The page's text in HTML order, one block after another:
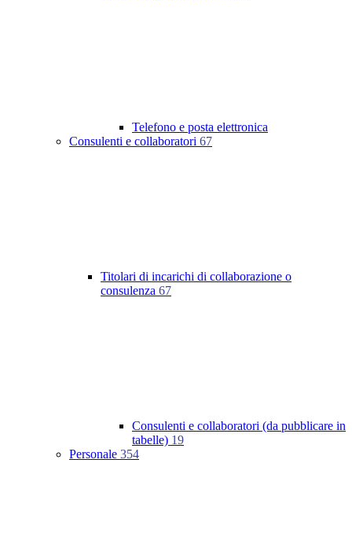
Telefono e posta elettronica
Consulenti e collaboratori 67
Titolari di incarichi di collaborazione o
consulenza 67
Consulenti e collaboratori (da pubblicare in
tabelle) 19
Personale 354